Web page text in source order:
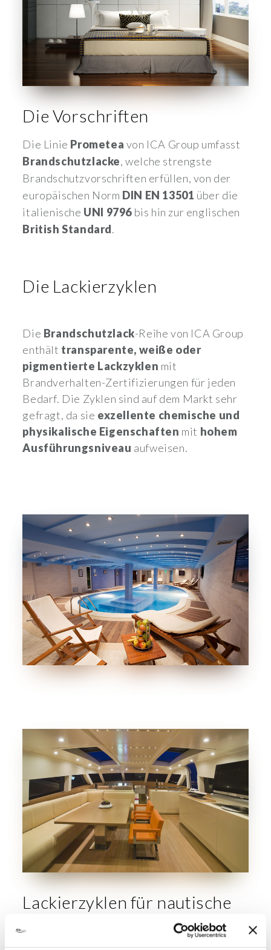
Die Vorschriften
Die Linie Prometea von ICA Group umfasst
Brandschutzlacke, welche strengste
Brandschutzvorschriften erfüllen, von der
europäischen Norm DIN EN 13501 über die
italienische UNI 9796bis hin zur englischen
British Standard.
Die Lackierzyklen
Die Brandschutzlack-Reihe von ICA Group
enthält transparente, weiße oder
pigmentierte Lackzyklen mit
Brandverhalten-Zertifizierungen für jeden
Bedarf. Die Zyklen sind auf dem Markt sehr
gefragt, da sie exzellente chemische und
physikalische Eigenschaften mit hohem
Ausführungsniveau aufweisen.
Lackierzyklen für nautische